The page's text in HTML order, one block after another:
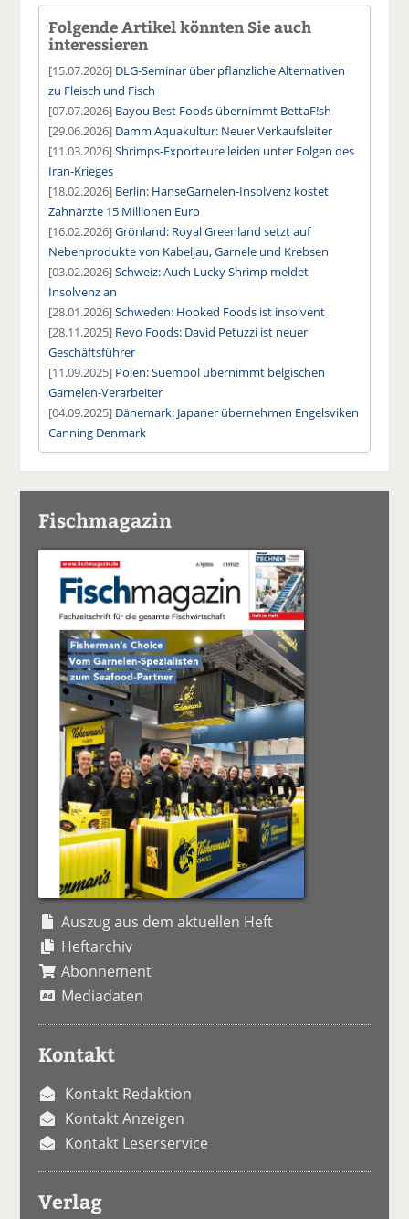
Folgende Artikel könnten Sie auch
interessieren
[15.07.2026] DLG-Seminar über pflanzliche Alternativen
zu Fleisch und Fisch
[07.07.2026] Bayou Best Foods übernimmt BettaF!sh
[29.06.2026] Damm Aquakultur: Neuer Verkaufsleiter
[11.03.2026]Shrimps-Exporteure leiden unter Folgen des
Iran-Krieges
[18.02.2026] Berlin: HanseGarnelen-Insolvenz kostet
Zahnärzte 15 Millionen Euro
[16.02.2026]Grönland: Royal Greenland setzt auf
Nebenprodukte von Kabeljau, Garnele und Krebsen
[03.02.2026]Schweiz: Auch Lucky Shrimp meldet
Insolvenz an
[28.01.2026]Schweden: Hooked Foods ist insolvent
[28.11.2025] Revo Foods: David Petuzzi ist neuer
Geschäftsführer
[11.09.2025] Polen: Suempol übernimmt belgischen
Garnelen-Verarbeiter
[04.09.2025] Dänemark: Japaner übernehmen Engelsviken
Canning Denmark
Fischmagazin
Auszug aus dem aktuellen Heft
Heftarchiv
Abonnement
Mediadaten
Kontakt
Kontakt Redaktion
Kontakt Anzeigen
Kontakt Leserservice
Verlag